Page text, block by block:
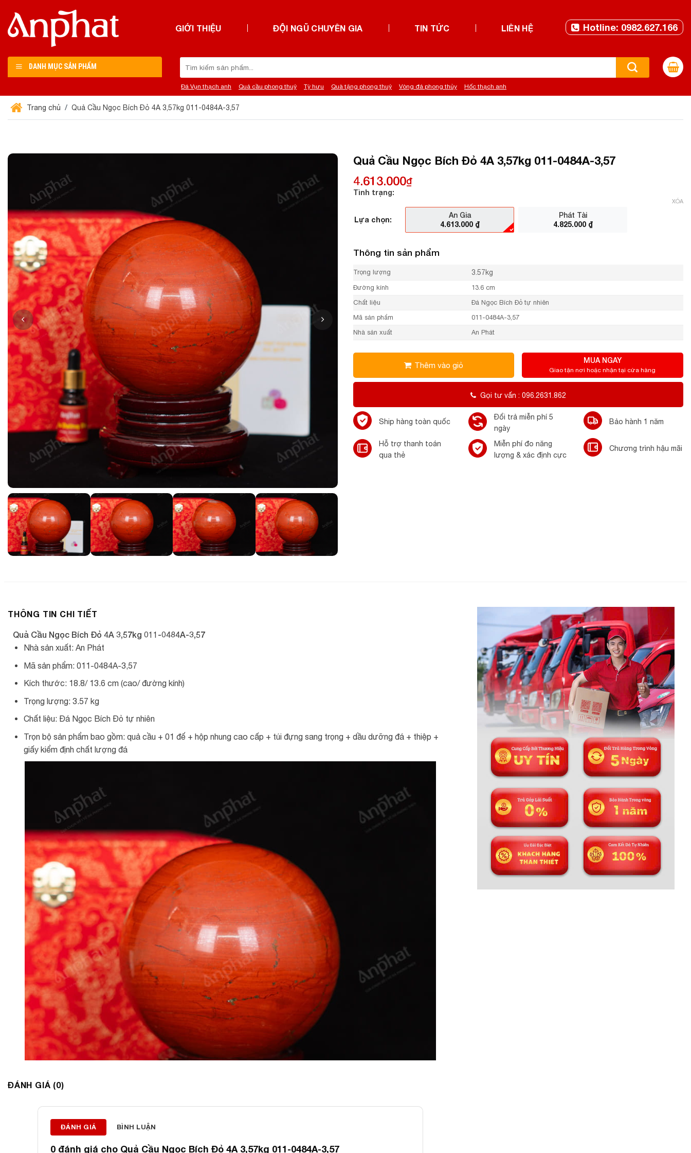
đến
nội
GIỚI THIỆU ĐỘI NGŨ CHUYÊN GIA TIN TỨC LIÊN HỆ Hotline: 0982.627.166
DANH MỤC SẢN PHẨM
kiếm:
Đá Vụn thạch anh Quả cầu phong thuỷ Tỳ hưu Quà tặng phong thuỷ Vòng đá phong thủy Hốc thạch anh
Trang chủ Quả Cầu Ngọc Bích Đỏ 4A 3,57kg 011-0484A-3,57
Quả Cầu Ngọc Bích Đỏ 4A 3,57kg 011-0484A-3,57
4.613.000₫
Tình trạng:
Lựa chọn:
An Gia
4.613.000 ₫
Phát Tài
4.825.000 ₫
XÓA
Thông tin sản phẩm
Trọng lượng 3.57kg
Đường kính
13.6 cm
Chất liệu
Đá Ngọc Bích Đỏ tự nhiên
Mã sản phẩm
011-0484A-3,57
Nhà sản xuất
An Phát
Thêm vào giỏ MUA NGAY
Giao tận nơi hoặc nhận tại cửa hàng
Gọi tư vấn : 096.2631.862
Ship hàng toàn quốc
Đổi trả miễn phí 5
ngày
Bảo hành 1 năm
Hỗ trợ thanh toán
qua thẻ
Miễn phí đo năng
lượng & xác định cực
Chương trình hậu mãi
THÔNG TIN CHI TIẾT
Quả Cầu Ngọc Bích Đỏ 4A 3,57kg 011-0484A-3,57
Nhà sản xuất: An Phát
Mã sản phẩm: 011-0484A-3,57
Kích thước: 18.8/ 13.6 cm (cao/ đường kính)
Trọng lượng: 3.57 kg
Chất liệu: Đá Ngọc Bích Đỏ tự nhiên
Trọn bộ sản phẩm bao gồm: quả cầu + 01 đế + hộp nhung cao cấp + túi đựng sang trọng + dầu dưỡng đá + thiệp +
giấy kiểm định chất lượng đá
ĐÁNH GIÁ (0)
ĐÁNH GIÁ BÌNH LUẬN
0 đánh giá cho Quả Cầu Ngọc Bích Đỏ 4A 3,57kg 011-0484A-3,57